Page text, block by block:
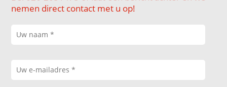
nemen direct contact met u op!